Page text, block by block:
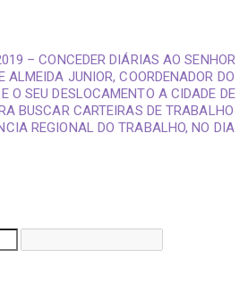
– CONCEDER DIÁRIAS AO SENHOR
ALMEIDA JUNIOR, COORDENADOR DO
O SEU DESLOCAMENTO A CIDADE DE
BUSCAR CARTEIRAS DE TRABALHO
REGIONAL DO TRABALHO, NO DIA